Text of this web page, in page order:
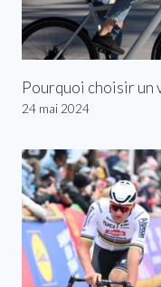
Pourquoi choisir un
24 mai 2024